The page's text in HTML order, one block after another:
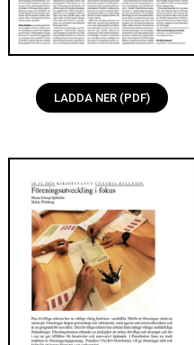
LADDA NER (PDF)